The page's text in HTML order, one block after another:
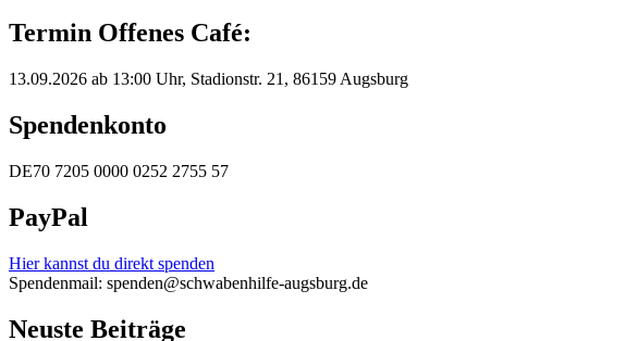
Termin Offenes Café:
13.09.2026 ab 13:00 Uhr, Stadionstr. 21, 86159 Augsburg
Spendenkonto
DE70 7205 0000 0252 2755 57
PayPal
Hier kannst du direkt spenden
Spendenmail: spenden@schwabenhilfe-augsburg.de
Neuste Beiträge